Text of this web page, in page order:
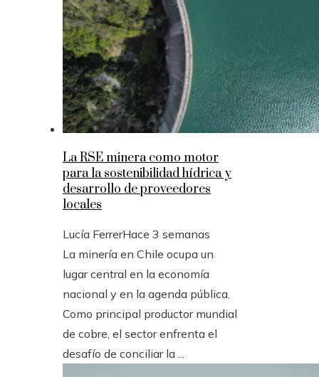
La RSE minera como motor
para la sostenibilidad hídrica y
desarrollo de proveedores
locales
Lucía FerrerHace 3 semanas
La minería en Chile ocupa un
lugar central en la economía
nacional y en la agenda pública.
Como principal productor mundial
de cobre, el sector enfrenta el
desafío de conciliar la ...